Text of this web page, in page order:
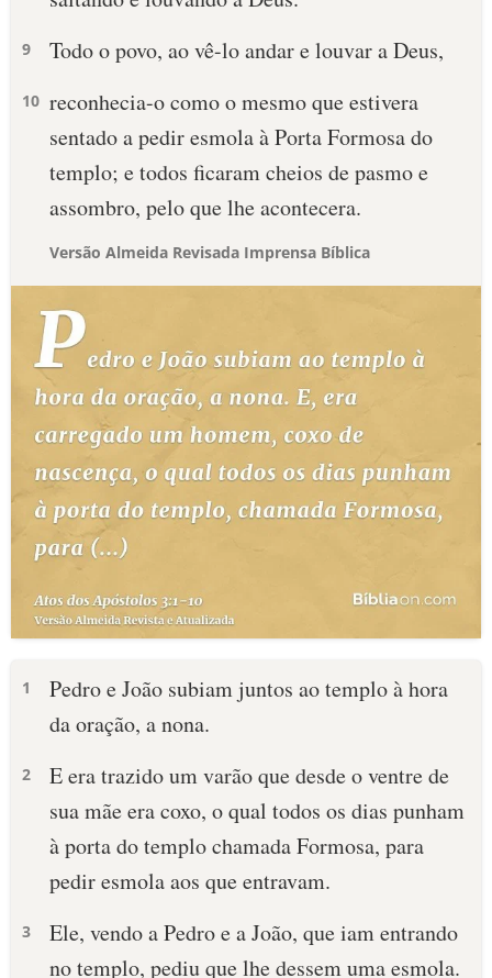
9 Todo o povo, ao vê-lo andar e louvar a Deus,
10 reconhecia-o como o mesmo que estivera
sentado a pedir esmola à Porta Formosa do
templo; e todos ficaram cheios de pasmo e
assombro, pelo que lhe acontecera.
Versão Almeida Revisada Imprensa Bíblica
1
Pedro e João subiam juntos ao templo à hora
da oração, a nona.
2
E era trazido um varão que desde o ventre de
sua mãe era coxo, o qual todos os dias punham
à porta do templo chamada Formosa, para
pedir esmola aos que entravam.
3
Ele, vendo a Pedro e a João, que iam entrando
no templo, pediu que lhe dessem uma esmola.